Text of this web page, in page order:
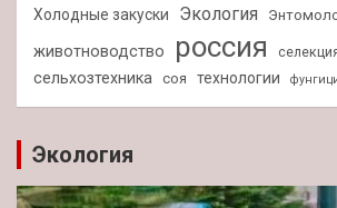
Холодные закуски Экология
животноводство россия
сельхозтехника соя технологии
Экология